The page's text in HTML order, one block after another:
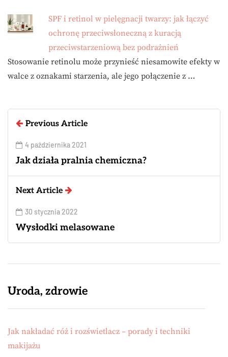
SPF i retinol w pielęgnacji twarzy: jak łączyć
ochronę przeciwsłoneczną z kuracją
przeciwstarzeniową bez podrażnień
Stosowanie retinolu może przynieść niesamowite efekty w
walce z oznakami starzenia, ale jego połączenie z …
Previous Article
4 października 2021
Jak działa pralnia chemiczna?
Next Article
30 stycznia 2022
Wysłodki melasowane
Uroda, zdrowie
Jak nakładać róż i rozświetlacz – porady i techniki
makijażu